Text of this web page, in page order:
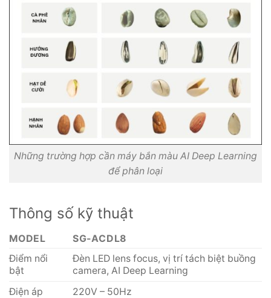
Những trường hợp cần máy bắn màu AI Deep Learning
để phân loại
Thông số kỹ thuật
MODEL
SG-ACDL8
Điểm nổi
bật
Đèn LED lens focus, vị trí tách biệt buồng
camera, AI Deep Learning
Điện áp
220V – 50Hz